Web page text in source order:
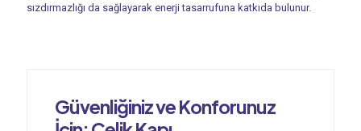
sızdırmazlığı da sağlayarak enerji tasarrufuna katkıda bulunur.
Güvenliğiniz ve Konforunuz